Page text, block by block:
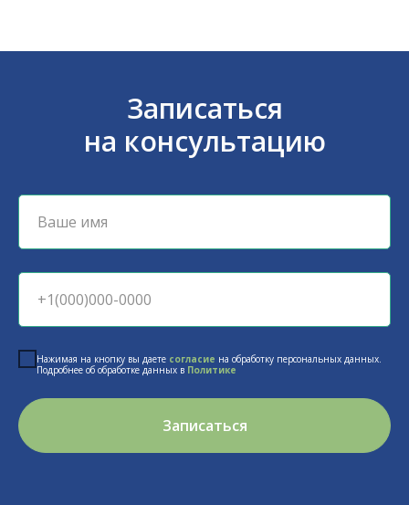
Записаться
на консультацию
Нажимая на кнопку вы даете согласие на обработку персональных данных.
Подробнее об обработке данных в Политике
Записаться